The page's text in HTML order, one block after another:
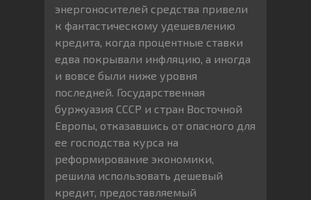
энергоносителей средства привели
к фантастическому удешевлению
кредита, когда процентные ставки
едва покрывали инфляцию, а иногда
и вовсе были ниже уровня
последней. Государственная
буржуазия СССР и стран Восточной
Европы, отказавшись от опасного для
ее господства курса на
реформирование экономики,
решила использовать дешевый
кредит, предоставляемый